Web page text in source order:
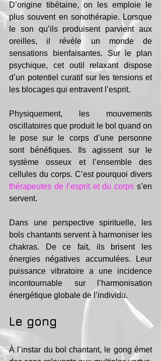
D’origine tibétaine, on les emploie le
plus souvent en sonothérapie. Lorsque
le son qu’ils produisent parvient aux
oreilles, il révèle un monde de
sensations bienfaisantes. Sur le plan
psychique, cet outil relaxant dispose
d’un potentiel curatif sur les tensions et
les blocages qui entravent l’esprit.
Physiquement, les mouvements
oscillatoires que produit le bol quand on
le pose sur le corps d’une personne
sont bénéfiques. Ils agissent sur le
système osseux et l’ensemble des
thérapeutes de l’esprit et du corps s’en
servent.
Dans une perspective spirituelle, les
bols chantants servent à harmoniser les
chakras. De ce fait, ils brisent les
énergies négatives accumulées. Leur
puissance vibratoire a une incidence
incontournable sur l’harmonisation
énergétique globale de l’individu.
Le gong
À l’instar du bol chantant, le gong émet